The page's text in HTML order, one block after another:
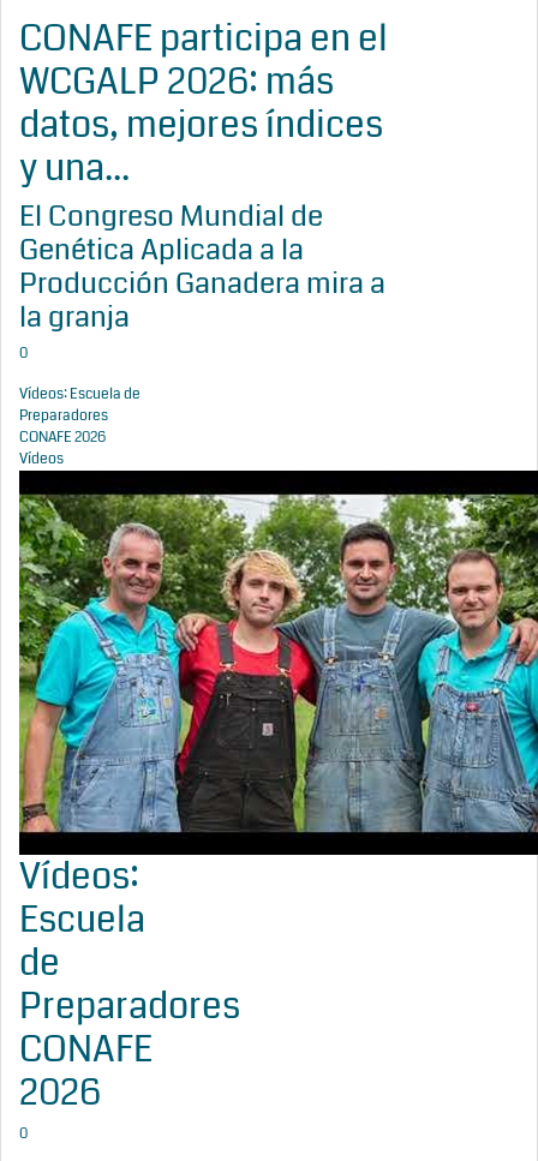
CONAFE participa en el
WCGALP 2026: más
datos, mejores índices
y una...
El Congreso Mundial de
Genética Aplicada a la
Producción Ganadera mira a
la granja
0
Vídeos: Escuela de
Preparadores
CONAFE 2026
Vídeos
Vídeos:
Escuela
de
Preparadores
CONAFE
2026
0